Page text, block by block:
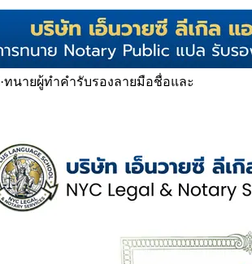
·ทนายผู้ทำคำรับรองลายมือชื่อและ